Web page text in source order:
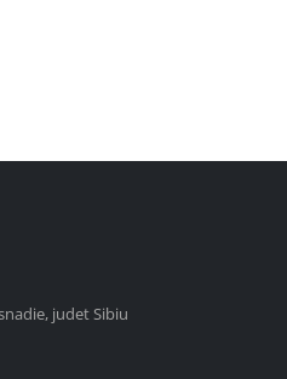
judet Sibiu